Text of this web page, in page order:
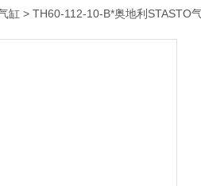
缸 > TH60-112-10-B*奥地利STASTO